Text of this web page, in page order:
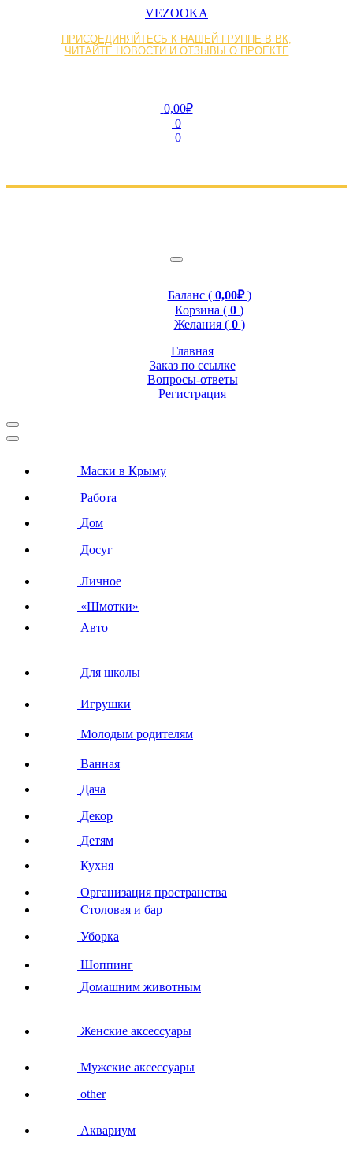
VEZOOKA
ПРИСОЕДИНЯЙТЕСЬ К НАШЕЙ ГРУППЕ В ВК,
ЧИТАЙТЕ НОВОСТИ И ОТЗЫВЫ О ПРОЕКТЕ
0,00₽
0
0
Баланс ( 0,00₽)
Корзина ( 0 )
Желания ( 0 )
Главная
Заказ по ссылке
Вопросы-ответы
Регистрация
Маски в Крыму
Работа
Дом
Досуг
Личное
«Шмотки»
Авто
Для школы
Игрушки
Молодым родителям
Ванная
Дача
Декор
Детям
Кухня
Организация пространства
Столовая и бар
Уборка
Шоппинг
Домашним животным
Женские аксессуары
Мужские аксессуары
other
Аквариум